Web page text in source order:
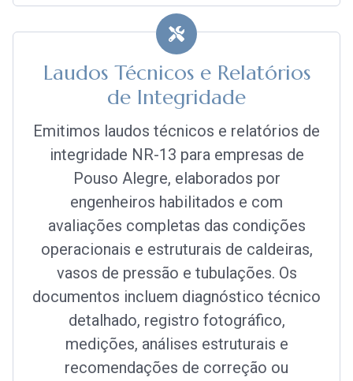
Laudos Técnicos e Relatórios
de Integridade
Emitimos laudos técnicos e relatórios de
integridade NR-13 para empresas de
Pouso Alegre, elaborados por
engenheiros habilitados e com
avaliações completas das condições
operacionais e estruturais de caldeiras,
vasos de pressão e tubulações. Os
documentos incluem diagnóstico técnico
detalhado, registro fotográfico,
medições, análises estruturais e
recomendações de correção ou